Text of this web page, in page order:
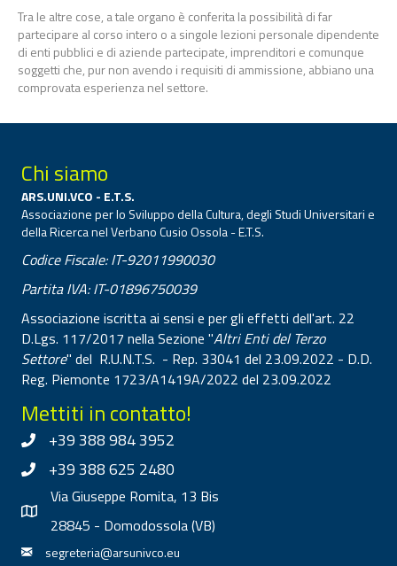
Tra le altre cose, a tale organo è conferita la possibilità di far
partecipare al corso intero o a singole lezioni personale dipendente
di enti pubblici e di aziende partecipate, imprenditori e comunque
soggetti che, pur non avendo i requisiti di ammissione, abbiano una
comprovata esperienza nel settore.
Chi siamo
ARS.UNI.VCO - E.T.S.
Associazione per lo Sviluppo della Cultura, degli Studi Universitari e
della Ricerca nel Verbano Cusio Ossola - E.T.S.
Codice Fiscale: IT-92011990030
Partita IVA: IT-01896750039
Associazione iscritta ai sensi e per gli effetti dell'art. 22
D.Lgs. 117/2017 nella Sezione "Altri Enti del Terzo
Settore" del R.U.N.T.S. - Rep. 33041 del 23.09.2022 - D.D.
Reg. Piemonte 1723/A1419A/2022 del 23.09.2022
Mettiti in contatto!
+39 388 984 3952
+39 388 625 2480
Via Giuseppe Romita, 13 Bis
28845 - Domodossola (VB)
segreteria@arsunivco.eu